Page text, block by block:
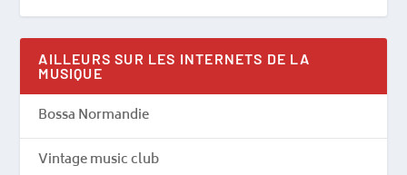
AILLEURS SUR LES INTERNETS DE LA
MUSIQUE
Bossa Normandie
Vintage music club